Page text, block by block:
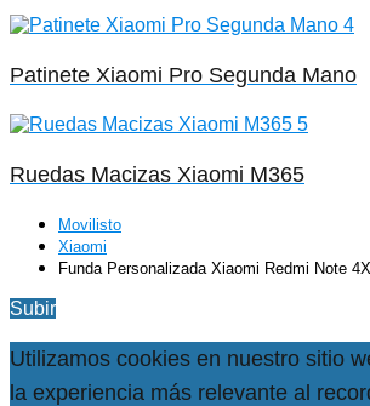
Patinete Xiaomi Pro Segunda Mano
Ruedas Macizas Xiaomi M365
Movilisto
Xiaomi
Funda Personalizada Xiaomi Redmi Note 4X
Subir
Utilizamos cookies en nuestro sitio
la experiencia más relevante al